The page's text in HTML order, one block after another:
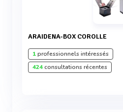
ARAIDENA-BOX COROLLE
1professionnels intéressés
424consultations récentes